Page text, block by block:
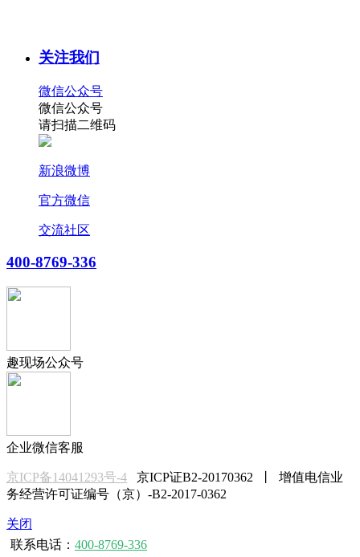
关注我们
微信公众号
微信公众号
请扫描二维码
新浪微博
官方微信
交流社区
400-8769-336
趣现场公众号
企业微信客服
京ICP备14041293号-4 京ICP证B2-20170362 丨 增值电信业
务经营许可证编号（京）-B2-2017-0362
关闭
联系电话： 400-8769-336